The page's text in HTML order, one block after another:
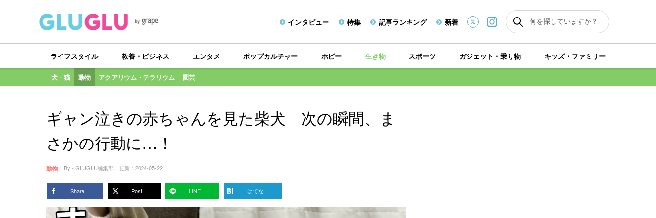
インタビュー 特集 記事ランキング 新着
ライフスタイル 教養・ビジネス エンタメ ポップカルチャー ホビー 生き物
犬・猫 動物 アクアリウム・テラリウム 園芸
スポーツ ガジェット・乗り物 キッズ・ファミリー
ギャン泣きの赤ちゃんを見た柴犬 次の瞬間、ま
さかの行動に…！
動物 By - GLUGLU編集部 更新： 2024-05-22
Share Post LINE はてな